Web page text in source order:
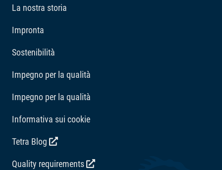
La nostra storia
Impronta
Sostenibilità
Impegno per la qualità
Impegno per la qualità
Informativa sui cookie
Tetra Blog
Quality requirements